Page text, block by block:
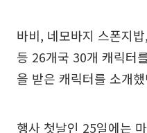
바비, 네모바지 스폰지
등 26개국 30개 캐릭터
을 받은 캐릭터를 소개
행사 첫날인 25일에는